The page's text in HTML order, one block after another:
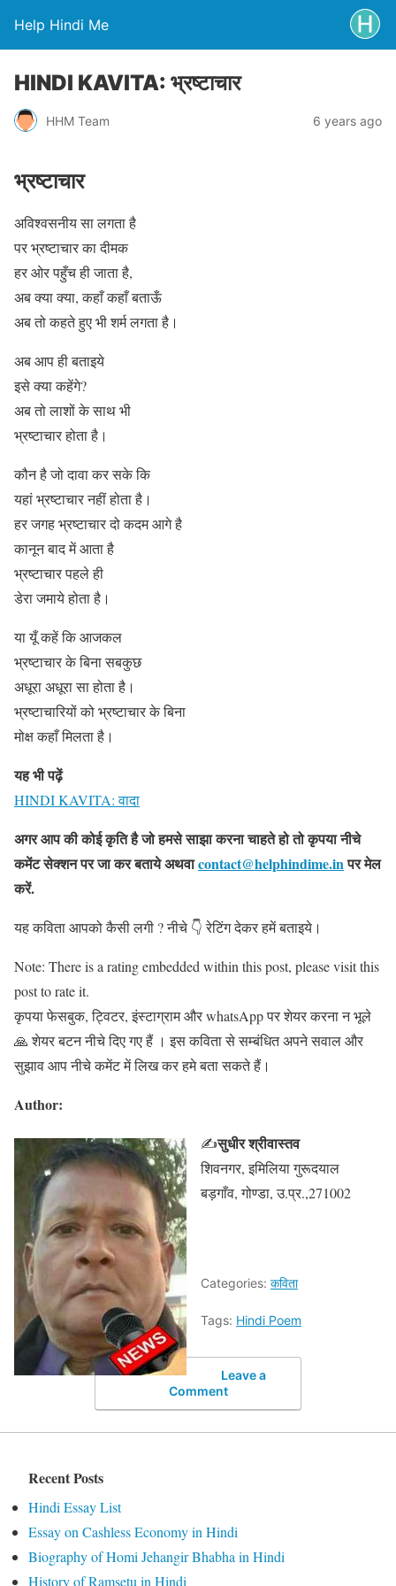
Help Hindi Me
HINDI KAVITA: भ्रष्टाचार
HHM Team 6 years ago
भ्रष्टाचार
अविश्वसनीय सा लगता है
पर भ्रष्टाचार का दीमक
हर ओर पहुँच ही जाता है,
अब क्या क्या, कहाँ कहाँ बताऊँ
अब तो कहते हुए भी शर्म लगता है।
अब आप ही बताइये
इसे क्या कहेंगे?
अब तो लाशों के साथ भी
भ्रष्टाचार होता है।
कौन है जो दावा कर सके कि
यहां भ्रष्टाचार नहीं होता है।
हर जगह भ्रष्टाचार दो कदम आगे है
कानून बाद में आता है
भ्रष्टाचार पहले ही
डेरा जमाये होता है।
या यूँ कहें कि आजकल
भ्रष्टाचार के बिना सबकुछ
अधूरा अधूरा सा होता है।
भ्रष्टाचारियों को भ्रष्टाचार के बिना
मोक्ष कहाँ मिलता है।
यह भी पढ़ें
HINDI KAVITA: वादा
अगर आप की कोई कृति है जो हमसे साझा करना चाहते हो तो कृपया नीचे
कमेंट सेक्शन पर जा कर बतायेअथवाcontact@helphindime.inपर मेल
करें.
यह कविता आपको कैसी लगी ? नीचे 👇 रेटिंग देकर हमें बताइये।
Note: There is a rating embedded within this post, please visit this
post to rate it.
कृपया फेसबुक, ट्विटर, इंस्टाग्राम और whatsApp पर शेयर करना न भूले
🙏 शेयर बटन नीचे दिए गए हैं । इस कविता से सम्बंधित अपने सवाल और
सुझाव आप नीचे कमेंट में लिख कर हमे बता सकते हैं।
Author:
✍सुधीर श्रीवास्तव
शिवनगर, इमिलिया गुरूदयाल
बड़गाँव, गोण्डा, उ.प्र.,271002
Categories: कविता
Tags: Hindi Poem
Leave a
Comment
Recent Posts
Hindi Essay List
Essay on Cashless Economy in Hindi
Biography of Homi Jehangir Bhabha in Hindi
History of Ramsetu in Hindi